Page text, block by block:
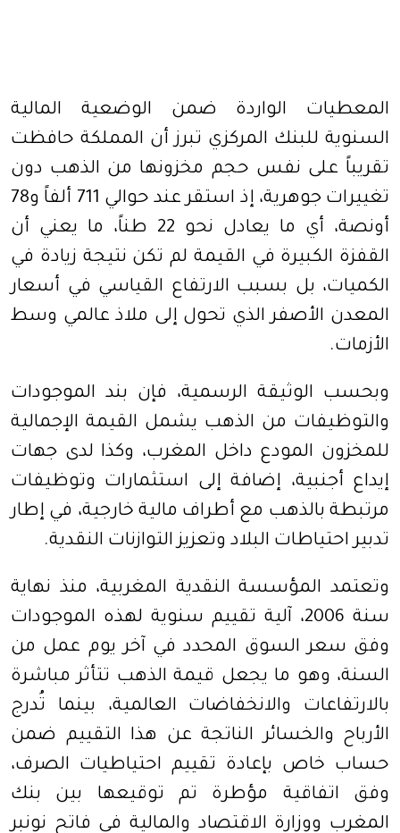
المعطيات الواردة ضمن الوضعية المالية
السنوية للبنك المركزي تبرز أن المملكة حافظت
تقريباً على نفس حجم مخزونها من الذهب دون
تغييرات جوهرية، إذ استقر عند حوالي 711 ألفاً و78
أونصة، أي ما يعادل نحو 22 طناً، ما يعني أن
القفزة الكبيرة في القيمة لم تكن نتيجة زيادة في
الكميات، بل بسبب الارتفاع القياسي في أسعار
المعدن الأصفر الذي تحول إلى ملاذ عالمي وسط
الأزمات.
وبحسب الوثيقة الرسمية، فإن بند الموجودات
والتوظيفات من الذهب يشمل القيمة الإجمالية
للمخزون المودع داخل المغرب، وكذا لدى جهات
إيداع أجنبية، إضافة إلى استثمارات وتوظيفات
مرتبطة بالذهب مع أطراف مالية خارجية، في إطار
تدبير احتياطات البلاد وتعزيز التوازنات النقدية.
وتعتمد المؤسسة النقدية المغربية، منذ نهاية
سنة 2006، آلية تقييم سنوية لهذه الموجودات
وفق سعر السوق المحدد في آخر يوم عمل من
السنة، وهو ما يجعل قيمة الذهب تتأثر مباشرة
بالارتفاعات والانخفاضات العالمية، بينما تُدرج
الأرباح والخسائر الناتجة عن هذا التقييم ضمن
حساب خاص بإعادة تقييم احتياطيات الصرف،
وفق اتفاقية مؤطرة تم توقيعها بين بنك
المغرب ووزارة الاقتصاد والمالية في فاتح نونبر